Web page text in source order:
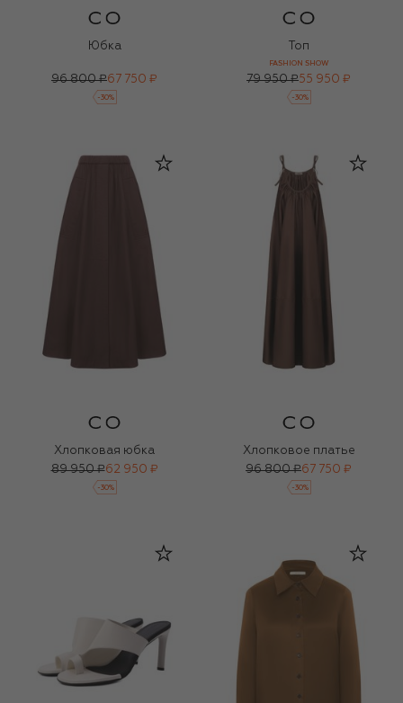
Юбка
96 800 ₽67 750 ₽
-30%
Топ
FASHION SHOW
79 950 ₽55 950 ₽
-30%
Хлопковая юбка
89 950 ₽62 950 ₽
-30%
Хлопковое платье
96 800 ₽67 750 ₽
-30%